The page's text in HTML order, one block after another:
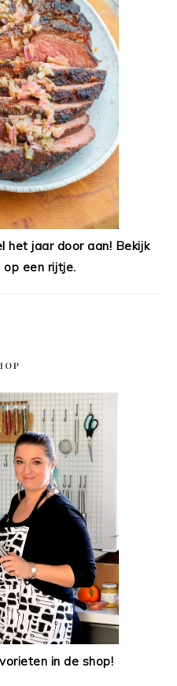
het jaar door aan! Bekijk
op een rijtje.
in de shop!